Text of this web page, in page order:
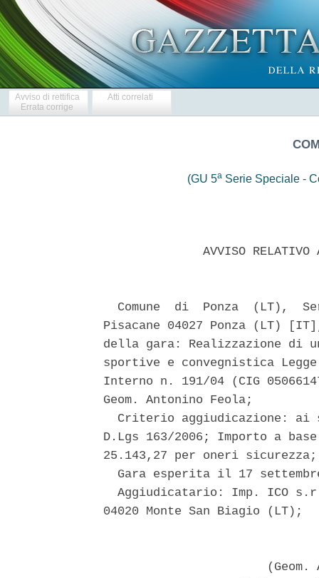
Avviso di rettifica
Errata corrige
Atti correlati
(GU 5a Serie Speciale -
AVVISO
Comune  di  Ponza  (LT),
Pisacane 04027 Ponza (LT)
della gara: Realizzazione
sportive e convegnistica
Interno n. 191/04 (CIG
Geom. Antonino Feola;
Criterio aggiudicazione: ai
D.Lgs 163/2006; Importo a
25.143,27 per oneri
Gara esperita il 17
Aggiudicatario: Imp. ICO
04020 Monte San Biagio (LT);